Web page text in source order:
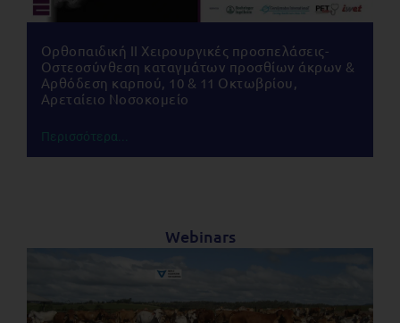
Ορθοπαιδική IΙ Χειρουργικές προσπελάσεις-
Οστεοσύνθεση καταγμάτων προσθίων άκρων &
Αρθόδεση καρπού, 10 & 11 Οκτωβρίου,
Αρεταίειο Νοσοκομείο
Περισσότερα...
Webinars